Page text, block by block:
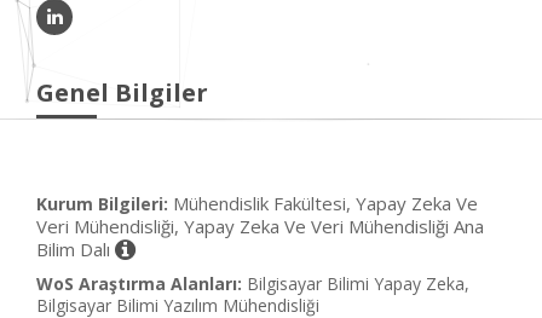
Genel Bilgiler
Kurum Bilgileri: Mühendislik Fakültesi, Yapay Zeka Ve
Veri Mühendisliği, Yapay Zeka Ve Veri Mühendisliği Ana
Bilim Dalı
WoS Araştırma Alanları: Bilgisayar Bilimi Yapay Zeka,
Bilgisayar Bilimi Yazılım Mühendisliği